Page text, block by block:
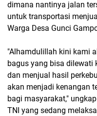
dimana nantinya jalan
untuk transportasi
Warga Desa Gunci
"Alhamdulillah kini kami
bagus yang bisa dilewati
dan menjual hasil
akan menjadi kenangan
bagi masyarakat,"
TNI yang sedang